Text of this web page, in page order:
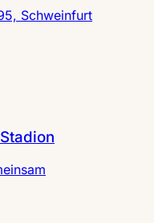
Schweinfurt